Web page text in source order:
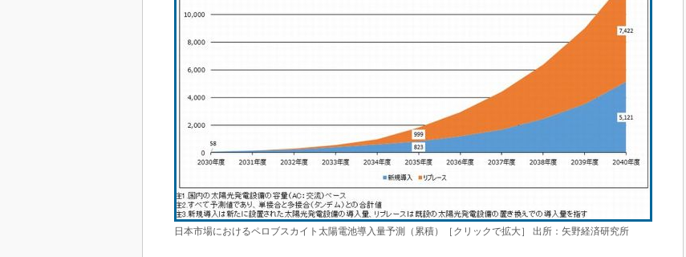
日本市場におけるペロブスカイト太陽電池導入量予測（累積）［クリックで拡大］ 出所：矢野経済研究所